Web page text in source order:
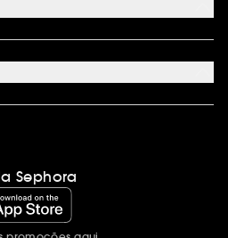
Sephora